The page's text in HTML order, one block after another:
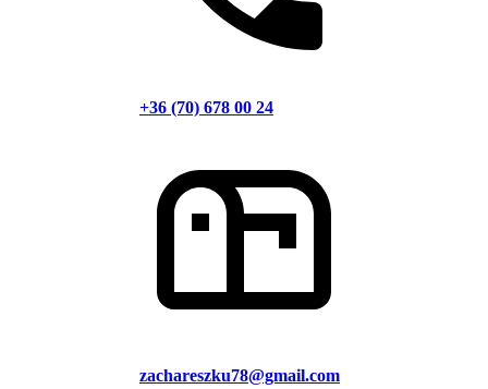
+36 (70) 678 00 24
zachareszku78@gmail.com